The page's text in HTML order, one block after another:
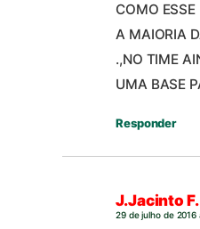
COMO
A MAIORIA
.,NO TIME
UMA BASE
Responder
J.Jacinto
29 de julho de 2016